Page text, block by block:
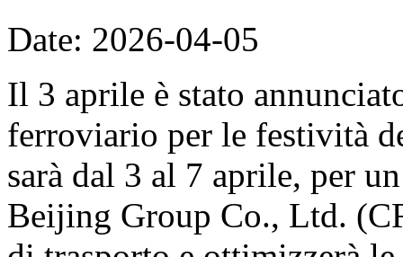
Date: 2026-04-05
Il 3 aprile è stato
ferroviario per le festività
sarà dal 3 al 7 aprile, per
Beijing Group Co., Ltd.